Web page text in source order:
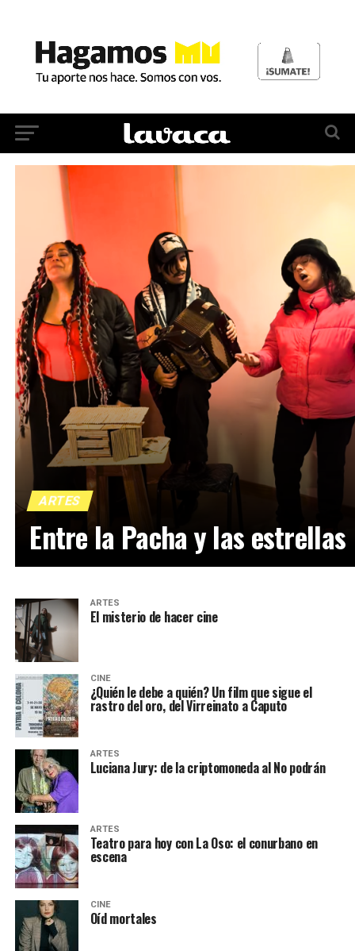
ARTES
Entre la Pacha y las estrellas
ARTES
El misterio de hacer cine
CINE
¿Quién le debe a quién? Un film que sigue el
rastro del oro, del Virreinato a Caputo
ARTES
Luciana Jury: de la criptomoneda al No podrán
ARTES
Teatro para hoy con La Oso: el conurbano en
escena
CINE
Oíd mortales